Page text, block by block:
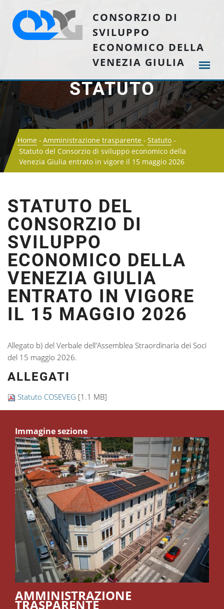
CONSORZIO DI
SVILUPPO
ECONOMICO DELLA
VENEZIA GIULIA
STATUTO
Home Amministrazione trasparente
Statuto
Statuto del Consorzio di sviluppo economico della
Venezia Giulia entrato in vigore il 15 maggio 2026
STATUTO DEL
CONSORZIO DI
SVILUPPO
ECONOMICO DELLA
VENEZIA GIULIA
ENTRATO IN VIGORE
IL 15 MAGGIO 2026
Allegato b) del Verbale dell'Assemblea Straordinaria dei Soci
del 15 maggio 2026.
ALLEGATI
Statuto COSEVEG [1.1 MB]
Immagine sezione
AMMINISTRAZIONE
TRASPARENTE